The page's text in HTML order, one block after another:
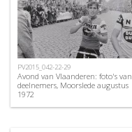
PV2015_042-22-29
Avond van Vlaanderen: foto's van
deelnemers, Moorslede augustus
1972